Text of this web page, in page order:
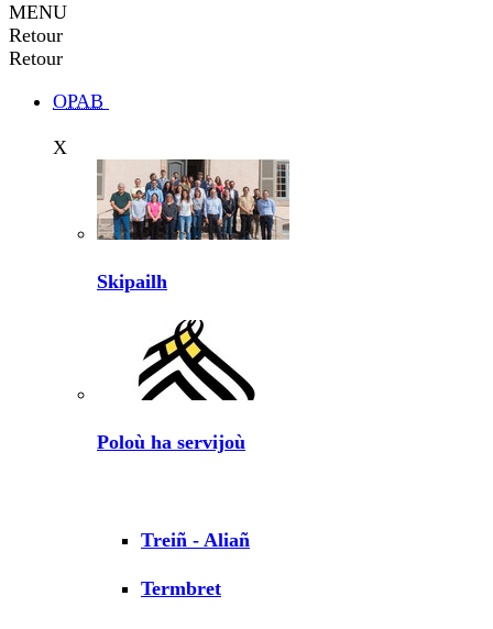
MENU
Retour
Retour
OPAB
X
Skipailh
Poloù ha servijoù
Treiñ - Aliañ
Termbret